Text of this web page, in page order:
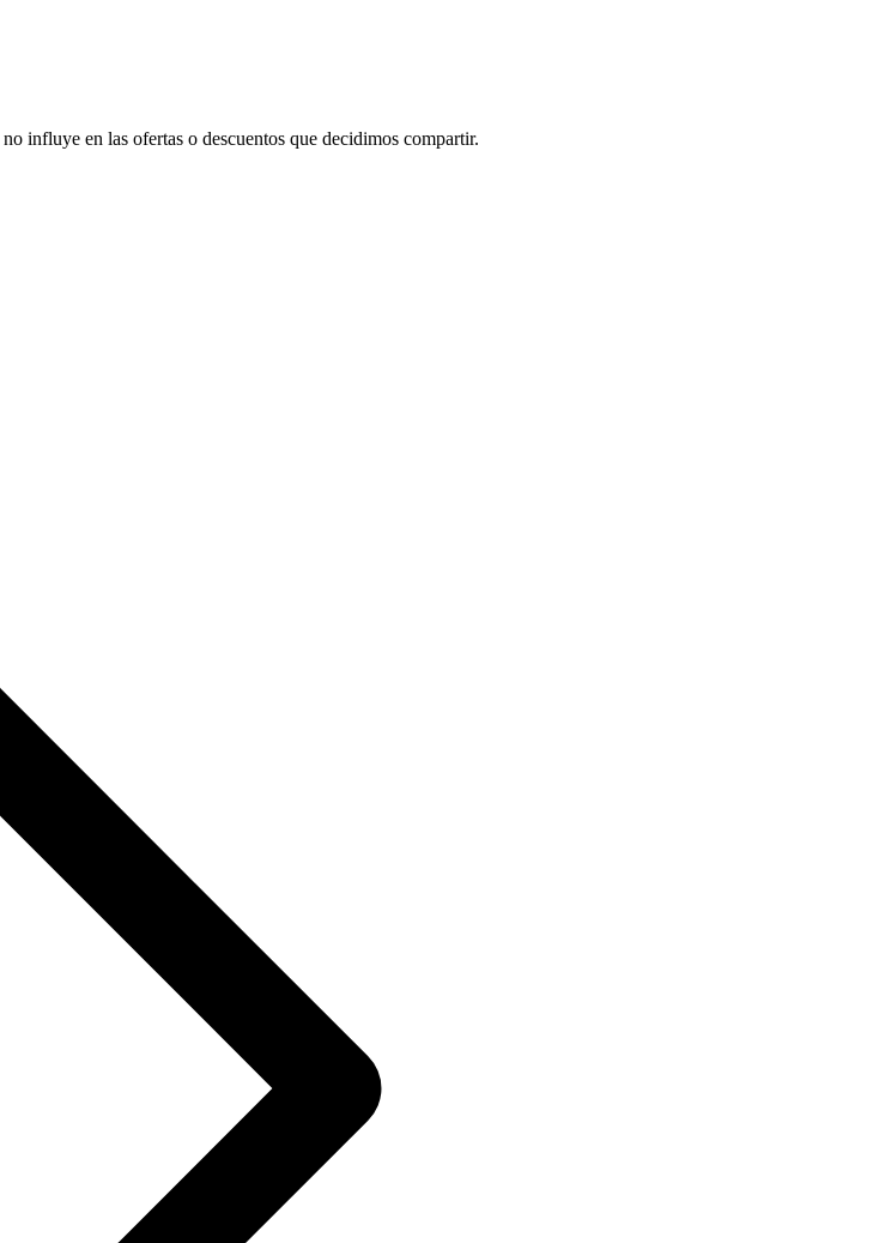
influye en las ofertas o descuentos que decidimos compartir.